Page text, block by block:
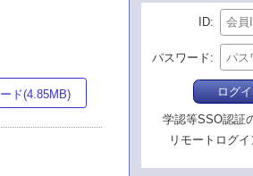
ド(4.85MB)
ID
パスワード
ログ
学認等SSO認証
リモートログイ